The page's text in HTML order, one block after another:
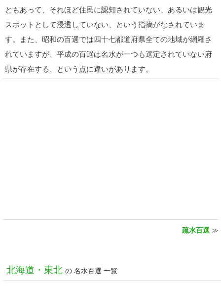
ともあって、それほど住民に認知されていない、あるいは観光
スポットとして浸透していない、という指摘がなされていま
す。また、昭和の百選では四十七都道府県全ての地域が網羅さ
れていますが、平成の百選は名水が一つも選定されていない府
県が存在する、という点に違いがあります。
疏水百選 ≫
北海道・東北 の 名水百選 一覧